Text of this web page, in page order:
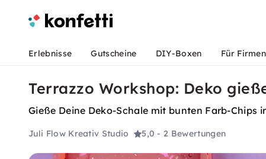
Erlebnisse Gutscheine DIY-Boxen Für Firmen
Terrazzo Workshop: Deko
Gieße Deine Deko-Schale mit bunten Farb-Chips
Juli Flow Kreativ Studio 5,0- 2 Bewertungen